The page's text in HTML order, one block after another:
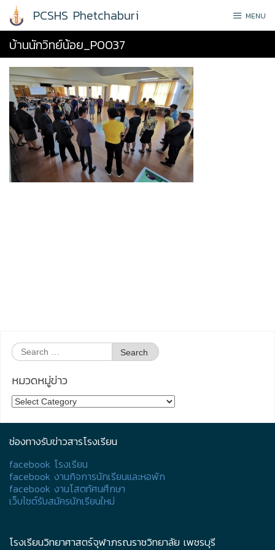
Skip
PCSHS Phetchaburi MENU
บ้านนักวิทย์น้อย_P0037
Search
for:
หมวดหมู่ข่าว
หมวด
ช่องทางรับข่าวสารโรงเรียน
facebook โรงเรียน
facebook งานกิจการนักเรียนและหอพัก
facebook งานโสตทัศนศึกษา
เว็บไซต์รับสมัครนักเรียนใหม่
โรงเรียนวิทยาศาสตร์จุฬาภรณราชวิทยาลัย เพชรบุรี